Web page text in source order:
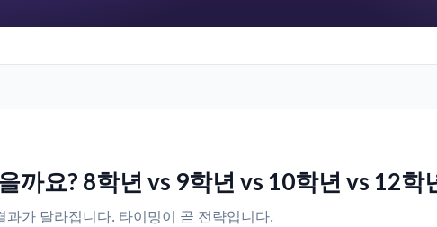
까요? 8학년 vs 9학년 vs 10학년 vs 12학
가 달라집니다. 타이밍이 곧 전략입니다.